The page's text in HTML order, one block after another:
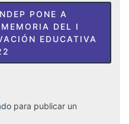
PONE A
DEL I
EDUCATIVA
para publicar un